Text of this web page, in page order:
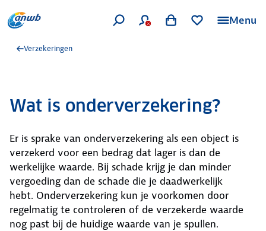
Menu
Verzekeringen
Wat is onderverzekering?
Er is sprake van onderverzekering als een object is
verzekerd voor een bedrag dat lager is dan de
werkelijke waarde. Bij schade krijg je dan minder
vergoeding dan de schade die je daadwerkelijk
hebt. Onderverzekering kun je voorkomen door
regelmatig te controleren of de verzekerde waarde
nog past bij de huidige waarde van je spullen.